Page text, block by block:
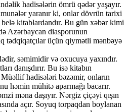
hadisələrin ömrü qədər yaşayır.
yaranır ki, onlar dövrün tarixi
kitablardandır. Bu gün xəbər kimi
Azərbaycan diasporunun
tədqiqatçılar üçün qiymətli mənbəyə
səmimidir və oxucuya yaxındır.
danışdırır. Bu isə kitabın
Müəllif hadisələri bəzəmir, onların
həmin mühitə aparmağı bacarır.
məna daşıyır. Nərgiz çiçəyi qışın
açır. Soyuq torpaqdan boylanan